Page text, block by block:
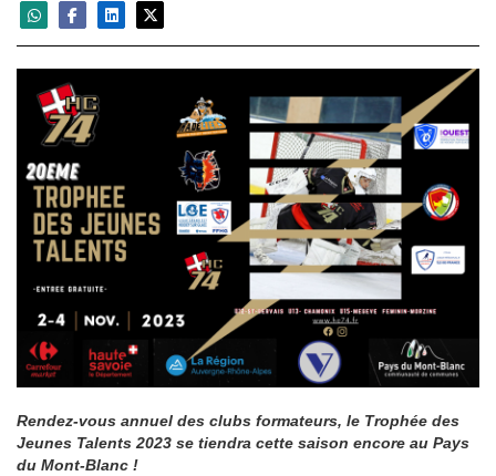
Rendez-vous annuel des clubs formateurs, le Trophée des
Jeunes Talents 2023 se tiendra cette saison encore au Pays
du Mont-Blanc !